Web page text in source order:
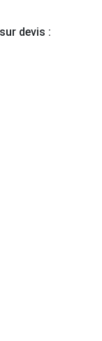
devis :